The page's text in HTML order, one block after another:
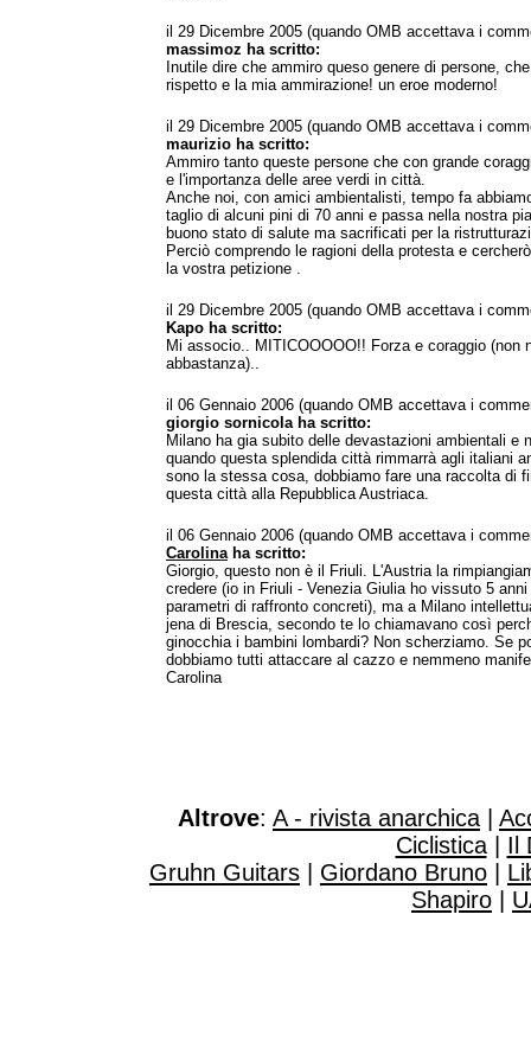
il 29 Dicembre 2005 (quando OMB accettava i
massimoz ha scritto:
Inutile dire che ammiro queso genere di persone,
rispetto e la mia ammirazione! un eroe moderno!
il 29 Dicembre 2005 (quando OMB accettava i
maurizio ha scritto:
Ammiro tanto queste persone che con grande
e l'importanza delle aree verdi in città.
Anche noi, con amici ambientalisti, tempo fa
taglio di alcuni pini di 70 anni e passa nella nostra
buono stato di salute ma sacrificati per la
Perciò comprendo le ragioni della protesta e
la vostra petizione .
il 29 Dicembre 2005 (quando OMB accettava i
Kapo ha scritto:
Mi associo.. MITICOOOOO!! Forza e coraggio (non
abbastanza)..
il 06 Gennaio 2006 (quando OMB accettava i
giorgio sornicola ha scritto:
Milano ha gia subito delle devastazioni ambientali e
quando questa splendida città rimmarrà agli italiani
sono la stessa cosa, dobbiamo fare una raccolta di
questa città alla Repubblica Austriaca.
il 06 Gennaio 2006 (quando OMB accettava i
Carolinaha scritto:
Giorgio, questo non è il Friuli. L'Austria la
credere (io in Friuli - Venezia Giulia ho vissuto 5
parametri di raffronto concreti), ma a Milano
jena di Brescia, secondo te lo chiamavano così
ginocchia i bambini lombardi? Non scherziamo. Se
dobbiamo tutti attaccare al cazzo e nemmeno
Carolina
Altrove: A - rivista anarchica
Ciclistica| Il
Gruhn Guitars
Giordano Bruno
Shapiro